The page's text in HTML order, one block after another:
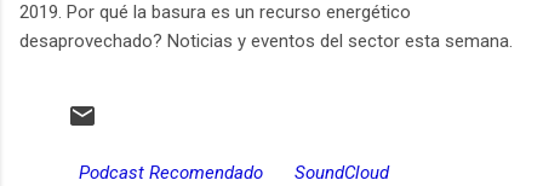
2019. Por qué la basura es un recurso energético
desaprovechado? Noticias y eventos del sector esta semana.
Podcast Recomendado SoundCloud